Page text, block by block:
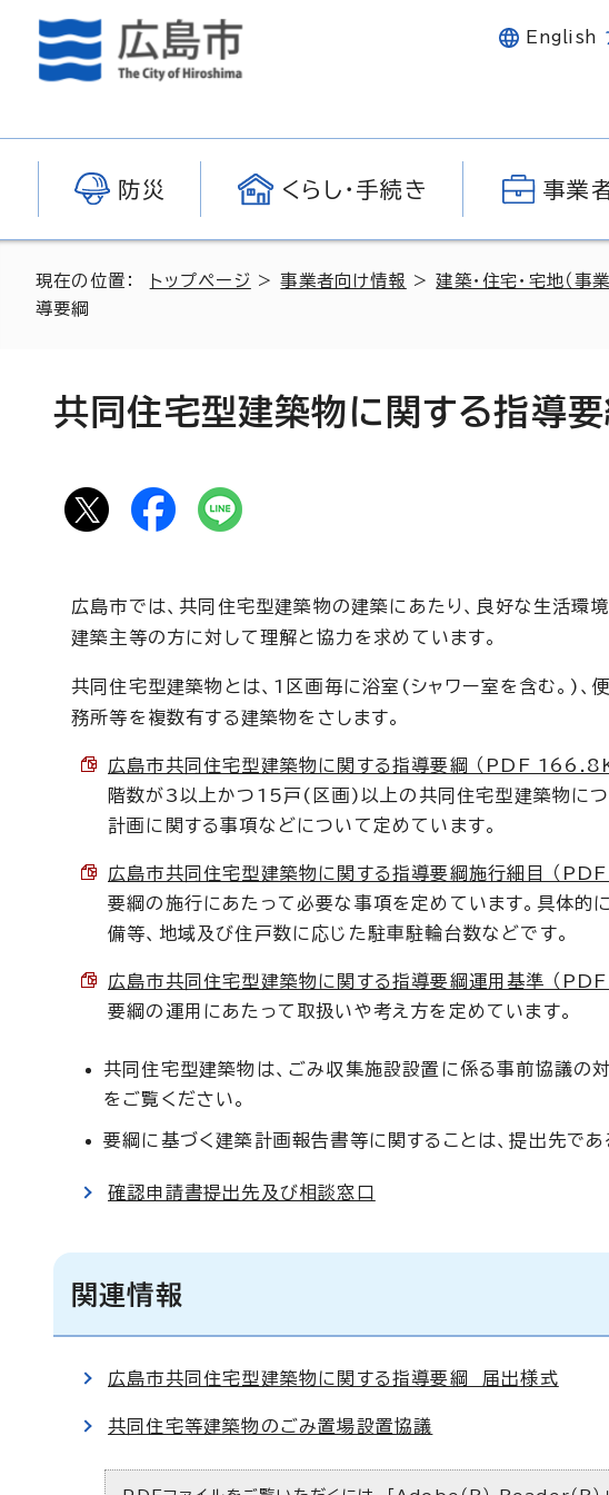
English
防災 くらし・手続き 事業
現在の位置： トップページ >事業者向け情報 >建築・住宅・宅地（事業
導要綱
共同住宅型建築物に関する指導要
広島市では、共同住宅型建築物の建築にあたり、良好な生活環
建築主等の方に対して理解と協力を求めています。
共同住宅型建築物とは、1区画毎に浴室(シャワー室を含む。)
務所等を複数有する建築物をさします。
広島市共同住宅型建築物に関する指導要綱 （PDF
階数が3以上かつ15戸(区画)以上の共同住宅型建築物につ
計画に関する事項などについて定めています。
広島市共同住宅型建築物に関する指導要綱施行細目 （
要綱の施行にあたって必要な事項を定めています。具体的
備等、地域及び住戸数に応じた駐車駐輪台数などです。
広島市共同住宅型建築物に関する指導要綱運用基準 （
要綱の運用にあたって取扱いや考え方を定めています。
共同住宅型建築物は、ごみ収集施設設置に係る事前協議の
をご覧ください。
要綱に基づく建築計画報告書等に関することは、提出先で
確認申請書提出先及び相談窓口
関連情報
広島市共同住宅型建築物に関する指導要綱 届出様式
共同住宅等建築物のごみ置場設置協議